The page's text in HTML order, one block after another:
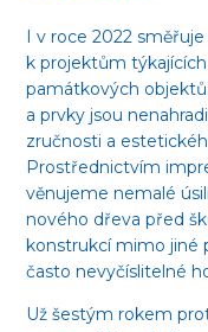
I v roce 2022
k projektům
památkových
a prvky jsou
zručnosti a
Prostřednictvím
věnujeme nemalé
nového dřeva před
konstrukcí mimo jiné
často nevyčíslitelné
Už šestým rokem